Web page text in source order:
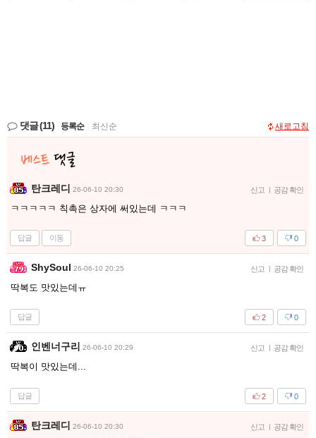
댓글(11) 등록순 최신순 새로고침
탄크레디 26-06-10 20:30 신고 | 공감 확인
ㅋㅋㅋㅋㅋ 칙촉은 상자에 써있는데 ㅋㅋㅋ
답글 이동 0
3
ShySoul 26-06-10 20:25 신고 | 공감 확인
딱복도 맛있는데ㅠ
답글 0
2
인벤너구리 26-06-10 20:29 신고 | 공감 확인
딱복이 맛있는데...
답글 0
2
탄크레디 26-06-10 20:30 신고 | 공감 확인